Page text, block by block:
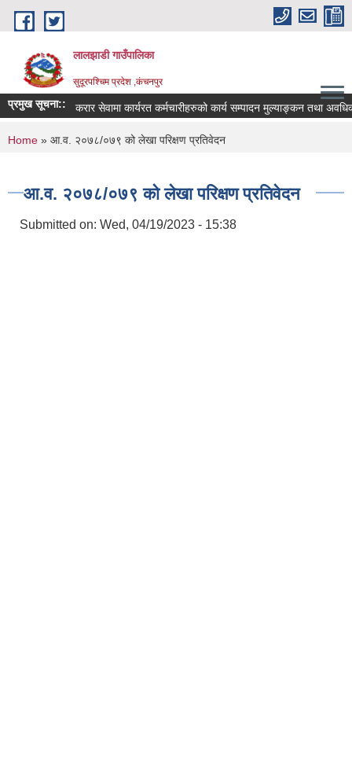
Skip to main content
लालझाडी गाउँपालिका
सुदूरपश्चिम प्रदेश ,कंचनपुर
प्रमुख सूचना:: करार सेवामा कार्यरत कर्मचारीहरुको कार्य सम्पादन मुल्याङ्कन तथा
You are here
Home » आ.व. २०७८/०७९ को लेखा परिक्षण प्रतिवेदन
आ.व. २०७८/०७९ को लेखा परिक्षण प्रतिवेदन
Submitted on: Wed, 04/19/2023 - 15:38